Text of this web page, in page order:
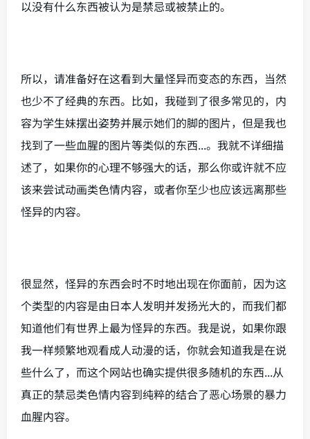
以没有什么东西被认为是禁忌或被禁止的。
所以，请准备好在这看到大量怪异而变态的东西，当然
也少不了经典的东西。比如，我碰到了很多常见的，内
容为学生妹摆出姿势并展示她们的脚的图片，但是我也
找到了一些血腥的图片等类似的东西...。我就不详细描
述了，如果你的心理不够强大的话，那么你或许就不应
该来尝试动画类色情内容，或者你至少也应该远离那些
怪异的内容。
很显然，怪异的东西会时不时地出现在你面前，因为这
个类型的内容是由日本人发明并发扬光大的，而我们都
知道他们有世界上最为怪异的东西。我是说，如果你跟
我一样频繁地观看成人动漫的话，你就会知道我是在说
些什么了，而这个网站也确实提供很多随机的东西...从
真正的禁忌类色情内容到纯粹的结合了恶心场景的暴力
血腥内容。